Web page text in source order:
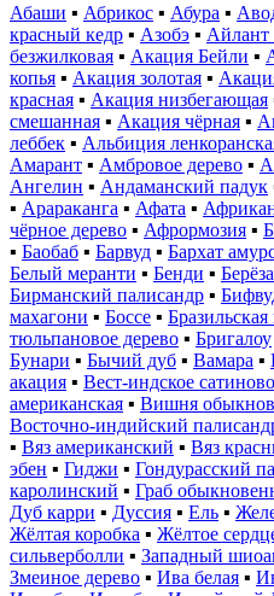
Абаши ▪ Абрикос ▪ Абура ▪
красный кедр ▪ Азобэ ▪
безжилковая ▪ Акация Бейли ▪
копья ▪ Акация золотая ▪
красная ▪ Акация низбегающая
смешанная ▪ Акация чёрная ▪
леббек ▪ Альбиция
Амарант ▪ Амбровое дерево ▪
Ангелин ▪ Андаманский падук
▪ Арараканга ▪ Афата ▪
чёрное дерево ▪ Афрормозия ▪
▪ Баобаб ▪ Барвуд ▪ Бархат
Белый меранти ▪ Бенди ▪ Берёза
Бирманский палисандр ▪
махагони ▪ Боссе ▪ Бразильская
тюльпановое дерево ▪ Бригалоу
Бунари ▪ Бычий дуб ▪ Вамара ▪
акация ▪ Вест-индское
американская ▪ Вишня
Восточно-индийский
▪ Вяз американский ▪ Вяз
эбен ▪ Гиджи ▪ Гондурасский
каролинский ▪ Граб
Дуб карри ▪ Дуссия ▪ Ель ▪
Жёлтая коробка ▪ Жёлтое
сильверболли ▪ Западный
Змеиное дерево ▪ Ива белая ▪